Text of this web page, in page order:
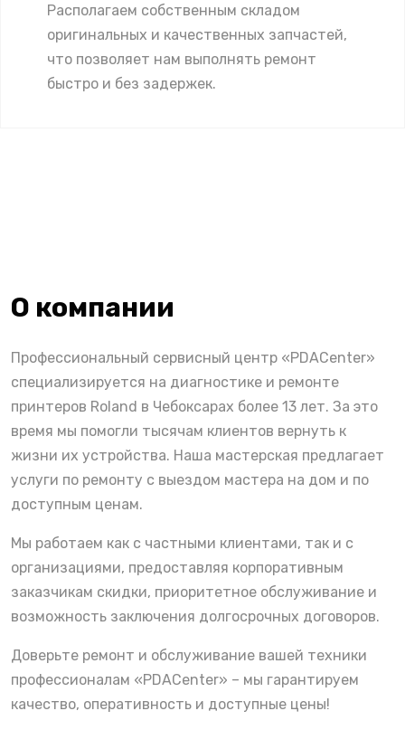
Располагаем собственным складом
оригинальных и качественных запчастей,
что позволяет нам выполнять ремонт
быстро и без задержек.
О компании
Профессиональный сервисный центр «PDACenter»
специализируется на диагностике и ремонте
принтеров Roland в Чебоксарах более 13 лет. За это
время мы помогли тысячам клиентов вернуть к
жизни их устройства. Наша мастерская предлагает
услуги по ремонту с выездом мастера на дом и по
доступным ценам.
Мы работаем как с частными клиентами, так и с
организациями, предоставляя корпоративным
заказчикам скидки, приоритетное обслуживание и
возможность заключения долгосрочных договоров.
Доверьте ремонт и обслуживание вашей техники
профессионалам «PDACenter» – мы гарантируем
качество, оперативность и доступные цены!